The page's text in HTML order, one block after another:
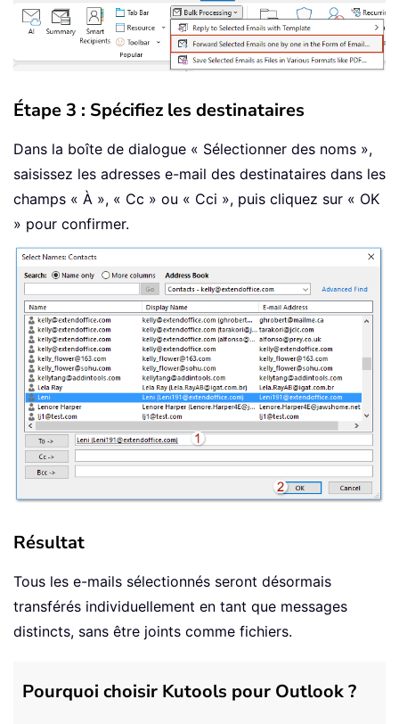
Étape 3 : Spécifiez les destinataires
Dans la boîte de dialogue « Sélectionner des noms »,
saisissez les adresses e-mail des destinataires dans les
champs « À », « Cc » ou « Cci », puis cliquez sur « OK
» pour confirmer.
Résultat
Tous les e-mails sélectionnés seront désormais
transférés individuellement en tant que messages
distincts, sans être joints comme fichiers.
Pourquoi choisir Kutools pour Outlook ?